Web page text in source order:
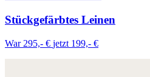
Stückgefärbtes Leinen
War 295,- € jetzt 199,- €